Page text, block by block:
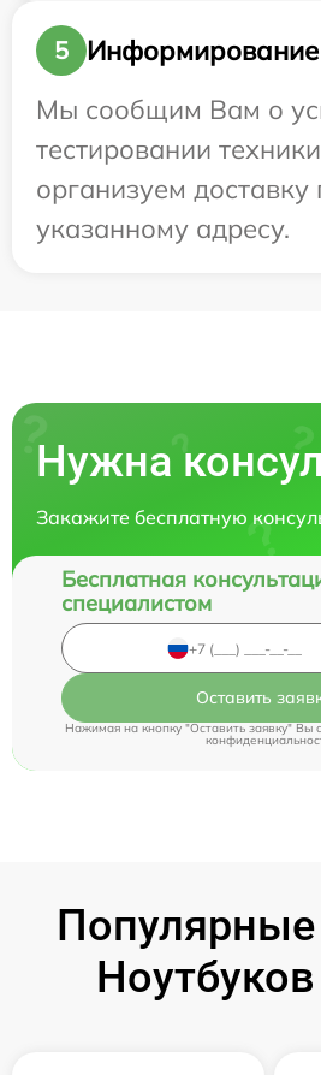
5
Информирование
Мы сообщим Вам о
тестировании
организуем доставку
указанному адресу.
Нужна
Закажите бесплатную
Бесплатная
специалистом
Оставить
Нажимая на кнопку "Оставить заявку" Вы